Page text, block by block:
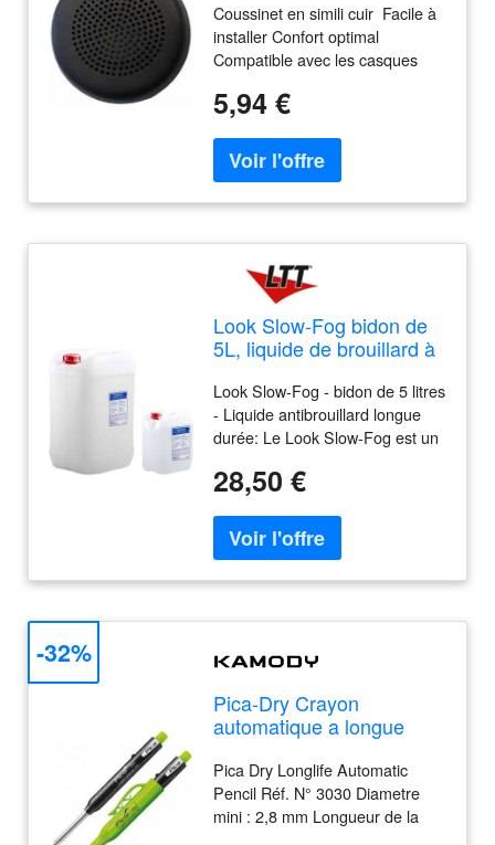
prolonger la durée de vie
de votre casque !
Coussinet en simili cuir Facile à
installer Confort optimal
Compatible avec les casques
5,94 €
Look Slow-Fog bidon de
5L, liquide de brouillard à
très longue durée de vie -
Liquide à brouillard
Look Slow-Fog - bidon de 5 litres
- Liquide antibrouillard longue
durée: Le Look Slow-Fog est un
spécialement conçu pour les
brouillard de très longue durée. Il
est parfait pour les scènes, les
événements, les productions
spéciaux où un effet de
nécessaire sur de longues
périodes. Points forts: Brouillard
de très longue durée: Développé
pour des effets durables et des
nuages de brouillard stables.,
Formule de haute qualité: à base
d'eau, sans huiles ni silicones.,
Respectueux de l'environnement
28,50 €
Pica-Dry Crayon
automatique a longue
Pica Dry Longlife Automatic
Pencil Réf. N° 3030 Diametre
mini : 2,8 mm Longueur de la
-32%